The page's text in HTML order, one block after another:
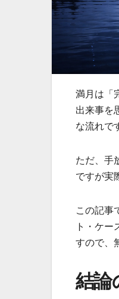
満月は「
出来事を
な流れで
ただ、手
ですが実
この記事
ト・ケ
すので、
結論